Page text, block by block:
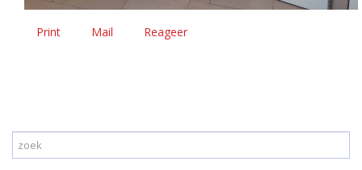
Print Mail Reageer